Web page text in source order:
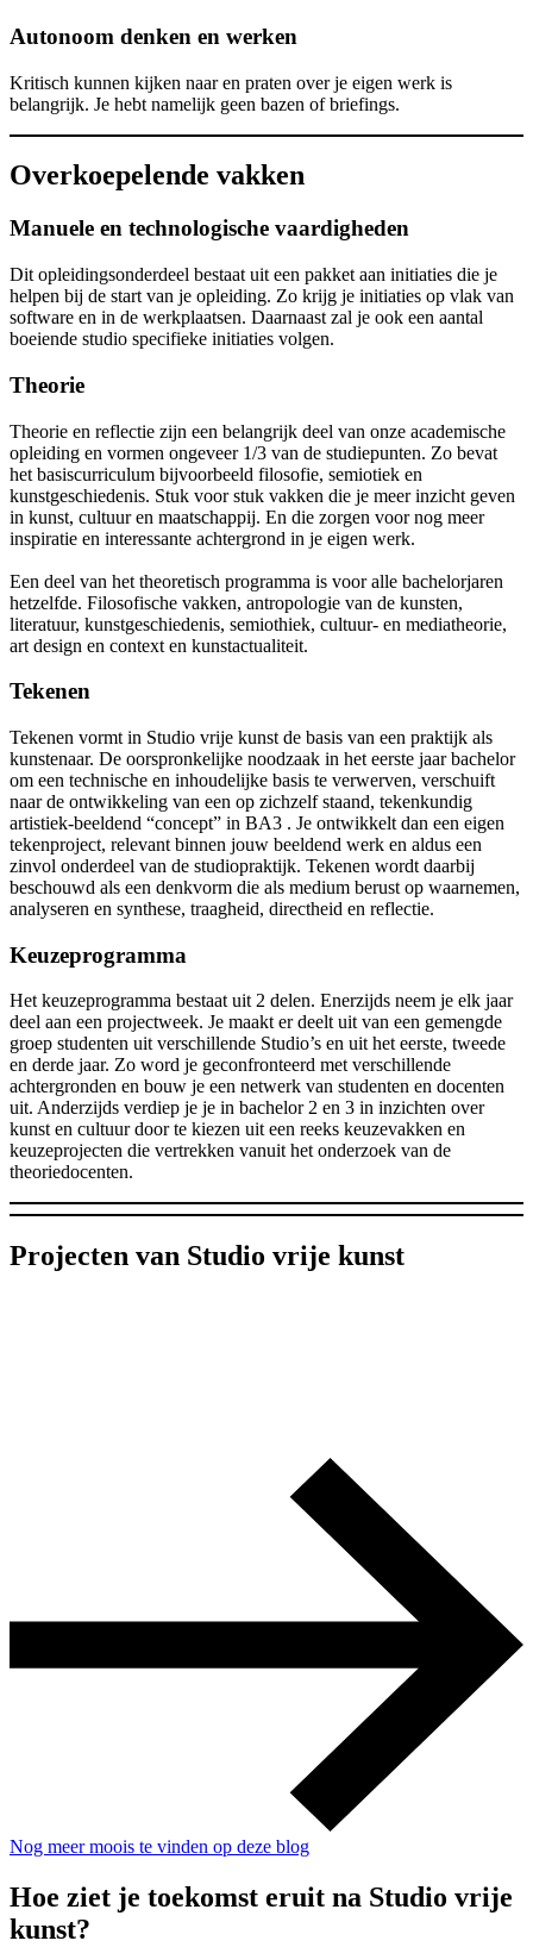
Autonoom denken en werken
Kritisch kunnen kijken naar en praten over je eigen werk is
belangrijk. Je hebt namelijk geen bazen of briefings.
Overkoepelende vakken
Manuele en technologische vaardigheden
Dit opleidingsonderdeel bestaat uit een pakket aan initiaties die je
helpen bij de start van je opleiding. Zo krijg je initiaties op vlak van
software en in de werkplaatsen. Daarnaast zal je ook een aantal
boeiende studio specifieke initiaties volgen.
Theorie
Theorie en reflectie zijn een belangrijk deel van onze academische
opleiding en vormen ongeveer 1/3 van de studiepunten. Zo bevat
het basiscurriculum bijvoorbeeld filosofie, semiotiek en
kunstgeschiedenis. Stuk voor stuk vakken die je meer inzicht geven
in kunst, cultuur en maatschappij. En die zorgen voor nog meer
inspiratie en interessante achtergrond in je eigen werk.
Een deel van het theoretisch programma is voor alle bachelorjaren
hetzelfde. Filosofische vakken, antropologie van de kunsten,
literatuur, kunstgeschiedenis, semiothiek, cultuur- en mediatheorie,
art design en context en kunstactualiteit.
Tekenen
Tekenen vormt in Studio vrije kunst de basis van een praktijk als
kunstenaar. De oorspronkelijke noodzaak in het eerste jaar bachelor
om een technische en inhoudelijke basis te verwerven, verschuift
naar de ontwikkeling van een op zichzelf staand, tekenkundig
artistiek-beeldend “concept” in BA3 . Je ontwikkelt dan een eigen
tekenproject, relevant binnen jouw beeldend werk en aldus een
zinvol onderdeel van de studiopraktijk. Tekenen wordt daarbij
beschouwd als een denkvorm die als medium berust op waarnemen,
analyseren en synthese, traagheid, directheid en reflectie.
Keuzeprogramma
Het keuzeprogramma bestaat uit 2 delen. Enerzijds neem je elk jaar
deel aan een projectweek. Je maakt er deelt uit van een gemengde
groep studenten uit verschillende Studio’s en uit het eerste, tweede
en derde jaar. Zo word je geconfronteerd met verschillende
achtergronden en bouw je een netwerk van studenten en docenten
uit. Anderzijds verdiep je je in bachelor 2 en 3 in inzichten over
kunst en cultuur door te kiezen uit een reeks keuzevakken en
keuzeprojecten die vertrekken vanuit het onderzoek van de
theoriedocenten.
Projecten van Studio vrije kunst
Nog meer moois te vinden op deze blog
Hoe ziet je toekomst eruit na Studio vrije
kunst?